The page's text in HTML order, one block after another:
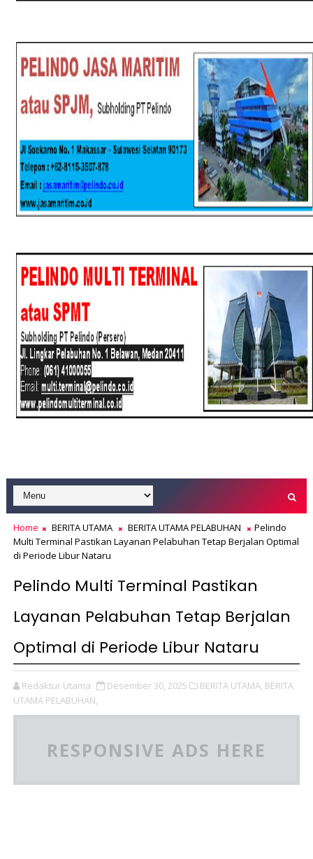
Home BERITA UTAMA BERITA UTAMA PELABUHAN
Pelindo
Multi Terminal Pastikan Layanan Pelabuhan Tetap Berjalan Optimal
di Periode Libur Nataru
Pelindo Multi Terminal Pastikan
Layanan Pelabuhan Tetap Berjalan
Optimal di Periode Libur Nataru
Redaktur Utama Desember 30, 2025 BERITA UTAMA, BERITA
UTAMA PELABUHAN,
RESPONSIVE ADS HERE